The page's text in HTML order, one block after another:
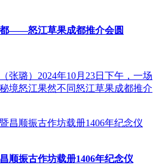
——怒江草果成都推介会圆
张璐）2024年10月23日下午，一场
境怒江果然不同怒江草果成都推介
顺振古作坊载册1406年纪念仪